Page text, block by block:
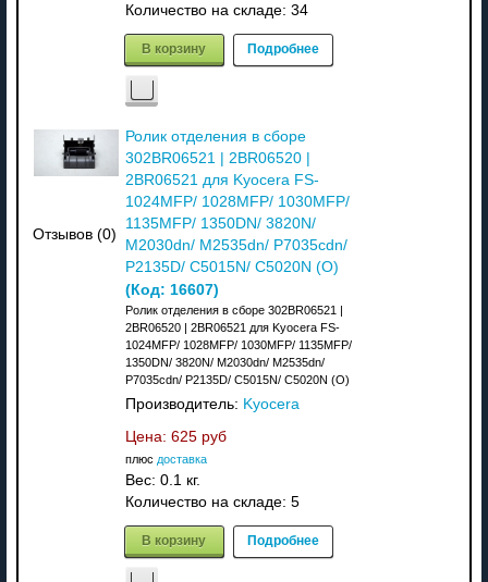
Количество на складе: 34
В корзину Подробнее
Отзывов (0)
Ролик отделения в сборе
302BR06521 | 2BR06520 |
2BR06521 для Kyocera FS-
1024MFP/ 1028MFP/ 1030MFP/
1135MFP/ 1350DN/ 3820N/
M2030dn/ M2535dn/ P7035cdn/
P2135D/ C5015N/ C5020N (О)
(Код: 16607)
Ролик отделения в сборе 302BR06521 |
2BR06520 | 2BR06521 для Kyocera FS-
1024MFP/ 1028MFP/ 1030MFP/ 1135MFP/
1350DN/ 3820N/ M2030dn/ M2535dn/
P7035cdn/ P2135D/ C5015N/ C5020N (О)
Производитель: Kyocera
Цена: 625 руб
плюс доставка
Вес: 0.1 кг.
Количество на складе: 5
В корзину Подробнее